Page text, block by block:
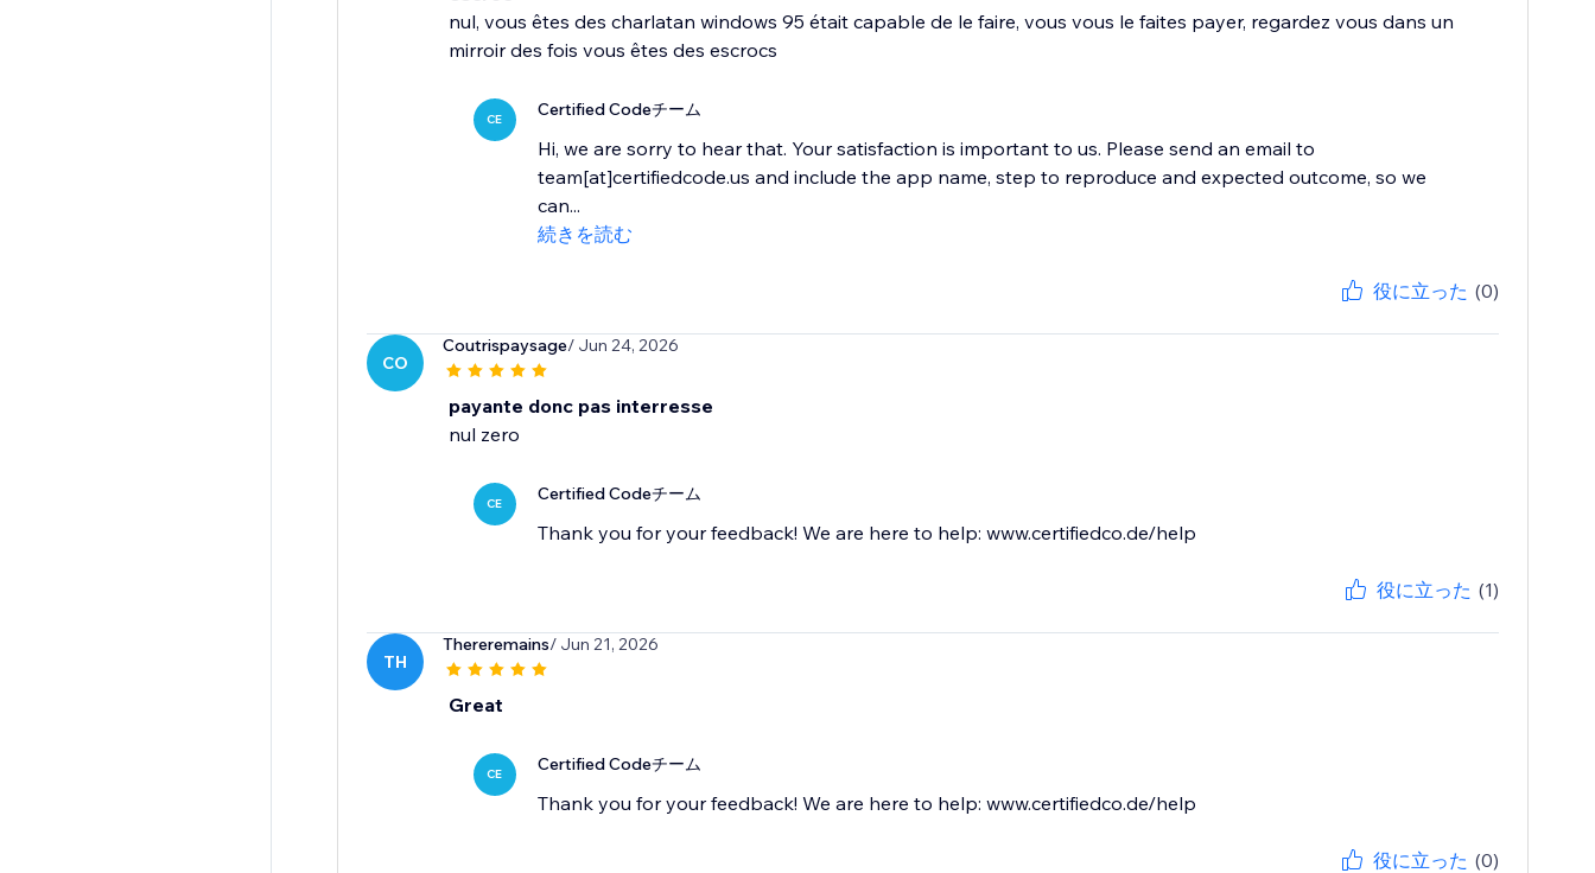
nul, vous êtes des charlatan windows 95 était capable de le faire, vous vous le faites payer, regardez vous dans un
mirroir des fois vous êtes des escrocs
CE Certified Codeチーム
Hi, we are sorry to hear that. Your satisfaction is important to us. Please send an email to
team[at]certifiedcode.us and include the app name, step to reproduce and expected outcome, so we
can...
続きを読む
役に立った (0)
CO
Coutrispaysage/ Jun 24, 2026
payante donc pas interresse
nul zero
CE Certified Codeチーム
Thank you for your feedback! We are here to help: www.certifiedco.de/help
役に立った (1)
TH
Thereremains/ Jun 21, 2026
Great
CE Certified Codeチーム
Thank you for your feedback! We are here to help: www.certifiedco.de/help
役に立った (0)